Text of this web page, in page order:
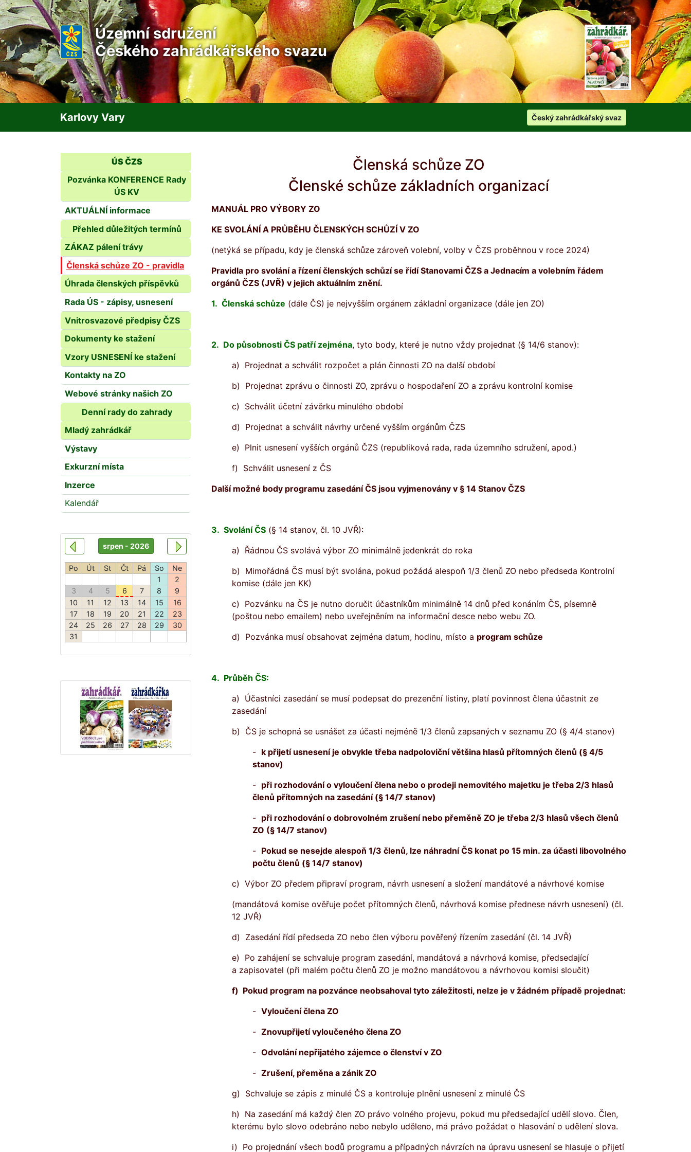
Územní sdružení
Českého zahrádkářského svazu
Karlovy Vary Český zahrádkářský svaz
ÚS ČZS
Pozvánka KONFERENCE Rady
ÚS KV
AKTUÁLNÍ informace
Přehled důležitých termínů
ZÁKAZ pálení trávy
Členská schůze ZO - pravidla
Úhrada členských příspěvků
Rada ÚS - zápisy, usnesení
Vnitrosvazové předpisy ČZS
Dokumenty ke stažení
Vzory USNESENÍ ke stažení
Kontakty na ZO
Webové stránky našich ZO
Denní rady do zahrady
Mladý zahrádkář
Výstavy
Exkurzní místa
Inzerce
Kalendář
Členská schůze ZO
Členské schůze základních organizací
MANUÁL PRO VÝBORY ZO
KE SVOLÁNÍ A PRŮBĚHU ČLENSKÝCH SCHŮZÍ V ZO
(netýká se případu, kdy je členská schůze zároveň volební, volby v ČZS proběhnou v roce 2024)
Pravidla pro svolání a řízení členských schůzí se řídí Stanovami ČZS a Jednacím a volebním řádem
orgánů ČZS (JVŘ) v jejich aktuálním znění.
1. Členská schůze (dále ČS) je nejvyšším orgánem základní organizace (dále jen ZO)
2. Do působnosti ČS patří zejména, tyto body, které je nutno vždy projednat (§ 14/6 stanov):
a) Projednat a schválit rozpočet a plán činnosti ZO na další období
b) Projednat zprávu o činnosti ZO, zprávu o hospodaření ZO a zprávu kontrolní komise
c) Schválit účetní závěrku minulého období
d) Projednat a schválit návrhy určené vyšším orgánům ČZS
e) Plnit usnesení vyšších orgánů ČZS (republiková rada, rada územního sdružení, apod.)
f) Schválit usnesení z ČS
Další možné body programu zasedání ČS jsou vyjmenovány v § 14 Stanov ČZS
3. Svolání ČS (§ 14 stanov, čl. 10 JVŘ):
a) Řádnou ČS svolává výbor ZO minimálně jedenkrát do roka
b) Mimořádná ČS musí být svolána, pokud požádá alespoň 1/3 členů ZO nebo předseda Kontrolní
komise (dále jen KK)
c) Pozvánku na ČS je nutno doručit účastníkům minimálně 14 dnů před konáním ČS, písemně
(poštou nebo emailem) nebo uveřejněním na informační desce nebo webu ZO.
d) Pozvánka musí obsahovat zejména datum, hodinu, místo a program schůze
4. Průběh ČS:
a) Účastníci zasedání se musí podepsat do prezenční listiny, platí povinnost člena účastnit ze
zasedání
b) ČS je schopná se usnášet za účasti nejméně 1/3 členů zapsaných v seznamu ZO (§ 4/4 stanov)
- k přijetí usnesení je obvykle třeba nadpoloviční většina hlasů přítomných členů (§ 4/5
stanov)
- při rozhodování o vyloučení člena nebo o prodeji nemovitého majetku je třeba 2/3 hlasů
členů přítomných na zasedání (§ 14/7 stanov)
- při rozhodování o dobrovolném zrušení nebo přeměně ZO je třeba 2/3 hlasů všech členů
ZO (§ 14/7 stanov)
- Pokud se nesejde alespoň 1/3 členů, lze náhradní ČS konat po 15 min. za účasti libovolného
počtu členů (§ 14/7 stanov)
c) Výbor ZO předem připraví program, návrh usnesení a složení mandátové a návrhové komise
(mandátová komise ověřuje počet přítomných členů, návrhová komise přednese návrh usnesení) (čl.
12 JVŘ)
d) Zasedání řídí předseda ZO nebo člen výboru pověřený řízením zasedání (čl. 14 JVŘ)
e) Po zahájení se schvaluje program zasedání, mandátová a návrhová komise, předsedající
a zapisovatel (při malém počtu členů ZO je možno mandátovou a návrhovou komisi sloučit)
f) Pokud program na pozvánce neobsahoval tyto záležitosti, nelze je v žádném případě projednat:
- Vyloučení člena ZO
- Znovupřijetí vyloučeného člena ZO
- Odvolání nepřijatého zájemce o členství v ZO
- Zrušení, přeměna a zánik ZO
g) Schvaluje se zápis z minulé ČS a kontroluje plnění usnesení z minulé ČS
h) Na zasedání má každý člen ZO právo volného projevu, pokud mu předsedající udělí slovo. Člen,
kterému bylo slovo odebráno nebo nebylo uděleno, má právo požádat o hlasování o udělení slova.
i) Po projednání všech bodů programu a případných návrzích na úpravu usnesení se hlasuje o přijetí